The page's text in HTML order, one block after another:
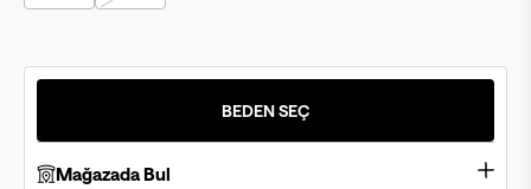
BEDEN SEÇ
Mağazada Bul